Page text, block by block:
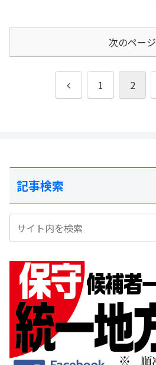
次のページ
前
1 2
記事検索